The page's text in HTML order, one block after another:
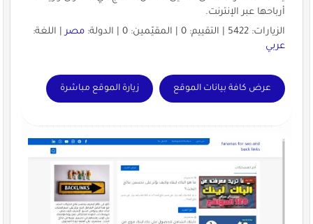
أرباحها عبر الإنترنت.
الزيارات: 5422 | التقييم: 0 | المقيّمين: 0 | الدولة:
مصر| اللغة:
عربي
عرض كافة بيانات الموقع زيارة الموقع مباشرة